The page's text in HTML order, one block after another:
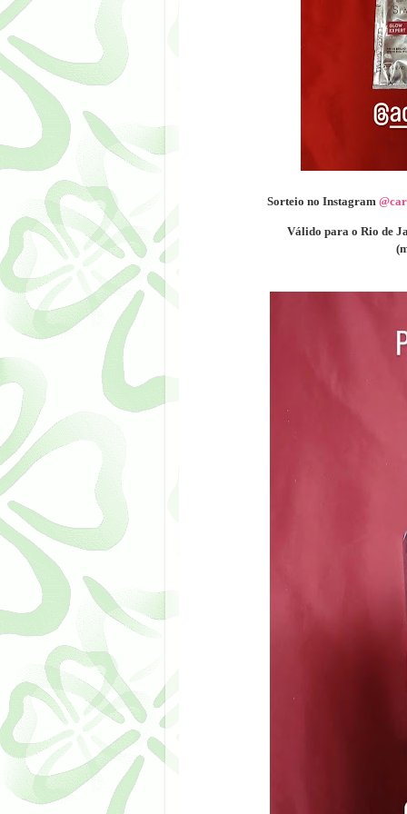
Sorteio no Instagram
Válido para o Rio de